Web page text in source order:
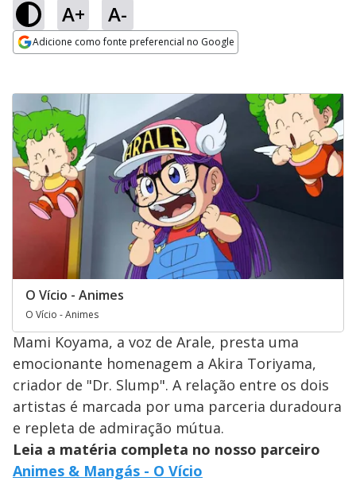
A+ A-
Adicione como fonte preferencial no Google
O Vício - Animes
O Vício - Animes
Mami Koyama, a voz de Arale, presta uma
emocionante homenagem a Akira Toriyama,
criador de "Dr. Slump". A relação entre os dois
artistas é marcada por uma parceria duradoura
e repleta de admiração mútua.
Leia a matéria completa no nosso parceiro
Animes & Mangás - O Vício